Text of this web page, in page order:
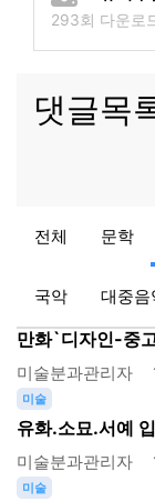
293회 다운로
댓글목
전체 문학
국악 대중음
포스터,디자인,
미술분과관리자
만화`디자인-중
미술분과관리자
미술
유화.소묘.서예
미술분과관리자
미술